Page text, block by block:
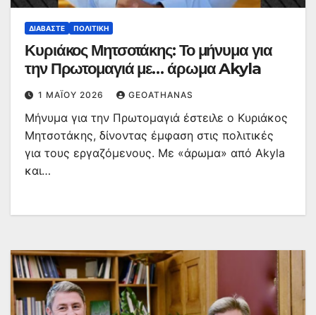
ΔΙΑΒΆΣΤΕ ΠΟΛΙΤΙΚΉ
Κυριάκος Μητσοτάκης: Το μήνυμα για
την Πρωτομαγιά με… άρωμα Akyla
1 ΜΑΪ́ΟΥ 2026 GEOATHANAS
Μήνυμα για την Πρωτομαγιά έστειλε ο Κυριάκος
Μητσοτάκης, δίνοντας έμφαση στις πολιτικές
για τους εργαζόμενους. Με «άρωμα» από Akyla
και…